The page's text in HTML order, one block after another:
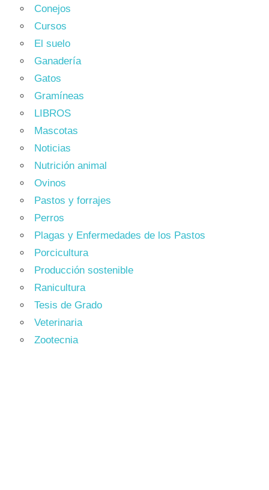
Conejos
Cursos
El suelo
Ganadería
Gatos
Gramíneas
LIBROS
Mascotas
Noticias
Nutrición animal
Ovinos
Pastos y forrajes
Perros
Plagas y Enfermedades de los Pastos
Porcicultura
Producción sostenible
Ranicultura
Tesis de Grado
Veterinaria
Zootecnia